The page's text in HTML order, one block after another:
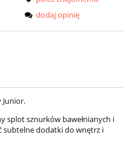
dodaj opinię
splot sznurków bawełnianych i
subtelne dodatki do wnętrz i